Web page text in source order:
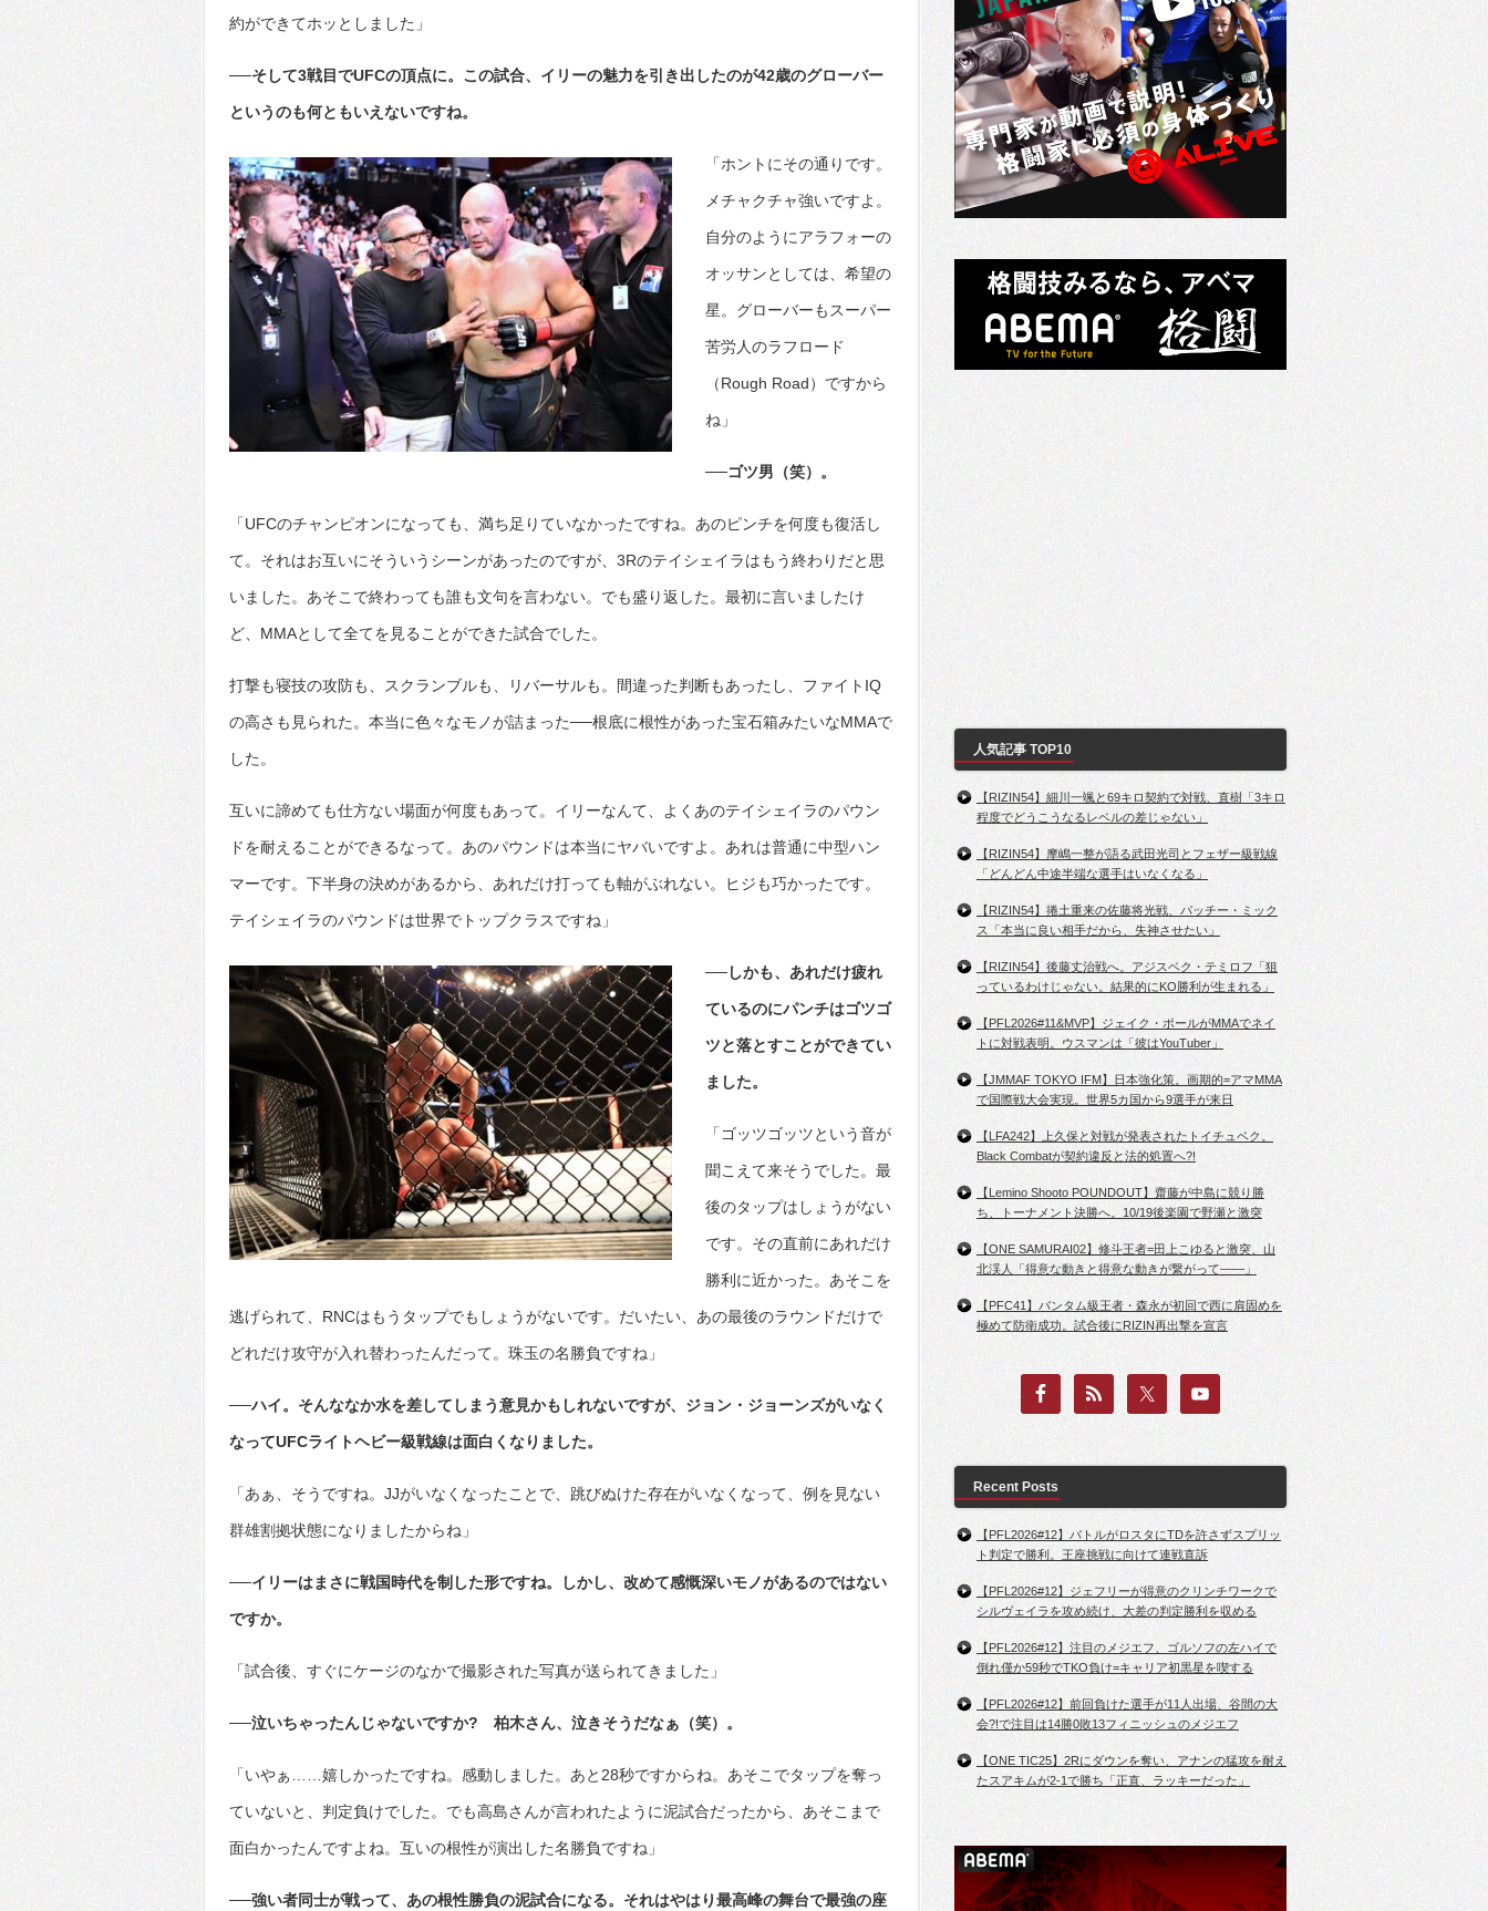
約ができてホッとしました」
──そして3戦目でUFCの頂点に。この試合、イリーの魅力を引き出したのが42歳のグローバー
というのも何ともいえないですね。
「ホントにその通りです。
メチャクチャ強いですよ。
自分のようにアラフォーの
オッサンとしては、希望の
星。グローバーもスーパー
苦労人のラフロード
（Rough Road）ですから
ね」
──ゴツ男（笑）。
「UFCのチャンピオンになっても、満ち足りていなかったですね。あのピンチを何度も復活し
て。それはお互いにそういうシーンがあったのですが、3Rのテイシェイラはもう終わりだと思
いました。あそこで終わっても誰も文句を言わない。でも盛り返した。最初に言いましたけ
ど、MMAとして全てを見ることができた試合でした。
打撃も寝技の攻防も、スクランブルも、リバーサルも。間違った判断もあったし、ファイトIQ
の高さも見られた。本当に色々なモノが詰まった──根底に根性があった宝石箱みたいなMMAで
した。
互いに諦めても仕方ない場面が何度もあって。イリーなんて、よくあのテイシェイラのパウン
ドを耐えることができるなって。あのパウンドは本当にヤバいですよ。あれは普通に中型ハン
マーです。下半身の決めがあるから、あれだけ打っても軸がぶれない。ヒジも巧かったです。
テイシェイラのパウンドは世界でトップクラスですね」
──しかも、あれだけ疲れ
ているのにパンチはゴツゴ
ツと落とすことができてい
ました。
「ゴッツゴッツという音が
聞こえて来そうでした。最
後のタップはしょうがない
です。その直前にあれだけ
勝利に近かった。あそこを
逃げられて、RNCはもうタップでもしょうがないです。だいたい、あの最後のラウンドだけで
どれだけ攻守が入れ替わったんだって。珠玉の名勝負ですね」
──ハイ。そんななか水を差してしまう意見かもしれないですが、ジョン・ジョーンズがいなく
なってUFCライトヘビー級戦線は面白くなりました。
「あぁ、そうですね。JJがいなくなったことで、跳びぬけた存在がいなくなって、例を見ない
群雄割拠状態になりましたからね」
──イリーはまさに戦国時代を制した形ですね。しかし、改めて感慨深いモノがあるのではない
ですか。
「試合後、すぐにケージのなかで撮影された写真が送られてきました」
──泣いちゃったんじゃないですか? 柏木さん、泣きそうだなぁ（笑）。
「いやぁ……嬉しかったですね。感動しました。あと28秒ですからね。あそこでタップを奪っ
ていないと、判定負けでした。でも高島さんが言われたように泥試合だったから、あそこまで
面白かったんですよね。互いの根性が演出した名勝負ですね」
──強い者同士が戦って、あの根性勝負の泥試合になる。それはやはり最高峰の舞台で最強の座
人気記事 TOP10
【RIZIN54】細川一颯と69キロ契約で対戦、直樹「3キロ
程度でどうこうなるレベルの差じゃない」
【RIZIN54】摩嶋一整が語る武田光司とフェザー級戦線
「どんどん中途半端な選手はいなくなる」
【RIZIN54】捲土重来の佐藤将光戦、パッチー・ミック
ス「本当に良い相手だから、失神させたい」
【RIZIN54】後藤丈治戦へ。アジスベク・テミロフ「狙
っているわけじゃない。結果的にKO勝利が生まれる」
【PFL2026#11&MVP】ジェイク・ポールがMMAでネイ
トに対戦表明。ウスマンは「彼はYouTuber」
【JMMAF TOKYO IFM】日本強化策。画期的=アマMMA
で国際戦大会実現。世界5カ国から9選手が来日
【LFA242】上久保と対戦が発表されたトイチュベク。
Black Combatが契約違反と法的処置へ?!
【Lemino Shooto POUNDOUT】齋藤が中島に競り勝
ち、トーナメント決勝へ。10/19後楽園で野瀬と激突
【ONE SAMURAI02】修斗王者=田上こゆると激突、山
北渓人「得意な動きと得意な動きが繋がって――」
【PFC41】バンタム級王者・森永が初回で西に肩固めを
極めて防衛成功。試合後にRIZIN再出撃を宣言
Recent Posts
【PFL2026#12】バトルがロスタにTDを許さずスプリッ
ト判定で勝利。王座挑戦に向けて連戦直訴
【PFL2026#12】ジェフリーが得意のクリンチワークで
シルヴェイラを攻め続け、大差の判定勝利を収める
【PFL2026#12】注目のメジエフ、ゴルソフの左ハイで
倒れ僅か59秒でTKO負け=キャリア初黒星を喫する
【PFL2026#12】前回負けた選手が11人出場、谷間の大
会?!で注目は14勝0敗13フィニッシュのメジエフ
【ONE TIC25】2Rにダウンを奪い、アナンの猛攻を耐え
たスアキムが2-1で勝ち「正直、ラッキーだった」